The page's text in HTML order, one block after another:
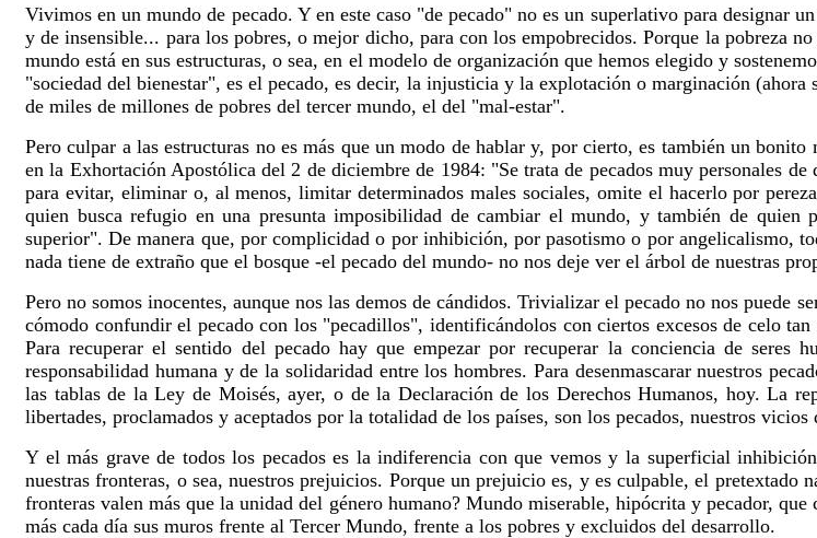
Vivimos en un mundo de pecado. Y en este caso "de pecado" no es un superlativo para designar
y de insensible... para los pobres, o mejor dicho, para con los empobrecidos. Porque la pobreza
mundo está en sus estructuras, o sea, en el modelo de organización que hemos elegido y
"sociedad del bienestar", es el pecado, es decir, la injusticia y la explotación o marginación
de miles de millones de pobres del tercer mundo, el del "mal-estar".
Pero culpar a las estructuras no es más que un modo de hablar y, por cierto, es también un
en la Exhortación Apostólica del 2 de diciembre de 1984: "Se trata de pecados muy personales
para evitar, eliminar o, al menos, limitar determinados males sociales, omite el hacerlo por
quien busca refugio en una presunta imposibilidad de cambiar el mundo, y también de quien
superior". De manera que, por complicidad o por inhibición, por pasotismo o por angelicalismo,
nada tiene de extraño que el bosque -el pecado del mundo- no nos deje ver el árbol de nuestras
Pero no somos inocentes, aunque nos las demos de cándidos. Trivializar el pecado no nos puede
cómodo confundir el pecado con los "pecadillos", identificándolos con ciertos excesos de celo
Para recuperar el sentido del pecado hay que empezar por recuperar la conciencia de
responsabilidad humana y de la solidaridad entre los hombres. Para desenmascarar nuestros
las tablas de la Ley de Moisés, ayer, o de la Declaración de los Derechos Humanos, hoy. La
libertades, proclamados y aceptados por la totalidad de los países, son los pecados, nuestros vicios
Y el más grave de todos los pecados es la indiferencia con que vemos y la superficial
nuestras fronteras, o sea, nuestros prejuicios. Porque un prejuicio es, y es culpable, el pretextado
fronteras valen más que la unidad del género humano? Mundo miserable, hipócrita y pecador,
más cada día sus muros frente al Tercer Mundo, frente a los pobres y excluidos del desarrollo.